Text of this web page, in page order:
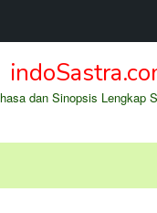
dan Sinopsis Lengkap